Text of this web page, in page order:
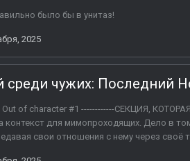
было бы в унитаз!
2025
среди чужих: Последний
Out of character #1 ------------СЕКЦИЯ,
контекст для мимопроходящих. Дело в
свои отношения с нему через